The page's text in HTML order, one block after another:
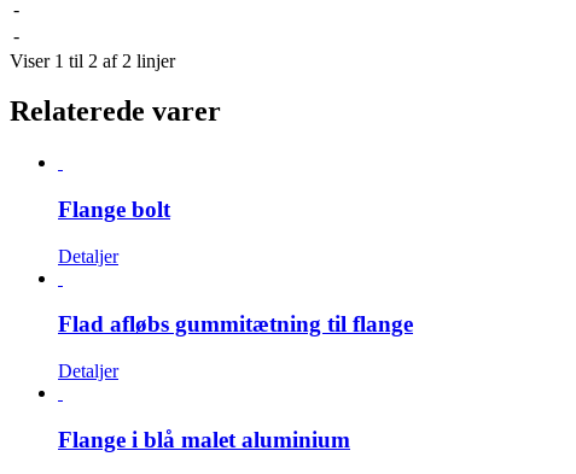
-
-
Viser 1 til 2 af 2 linjer
Relaterede varer
Flange bolt
Detaljer
Flad afløbs gummitætning til flange
Detaljer
Flange i blå malet aluminium